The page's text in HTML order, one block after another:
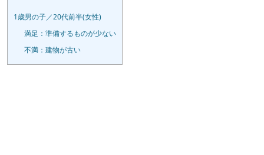
1歳男の子／20代前半(女性)
満足：準備するものが少ない
不満：建物が古い